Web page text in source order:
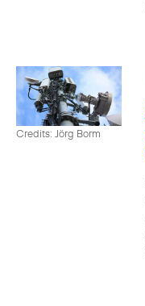
Credits: Jörg Borm